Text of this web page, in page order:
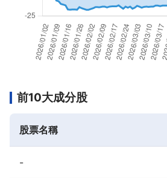
前10大成分股
股票名稱
-